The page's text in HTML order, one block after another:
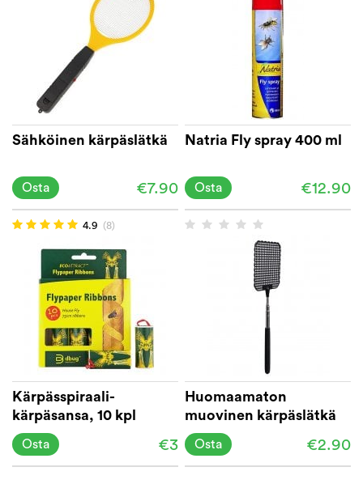
Sähköinen kärpäslätkä
€7.90
Osta
Natria Fly spray 400 ml
€12.90
Osta
4.9 (8)
Kärpässpiraali-
kärpäsansa, 10 kpl
pakkaus
€3
Osta
Huomaamaton
muovinen kärpäslätkä
€2.90
Osta